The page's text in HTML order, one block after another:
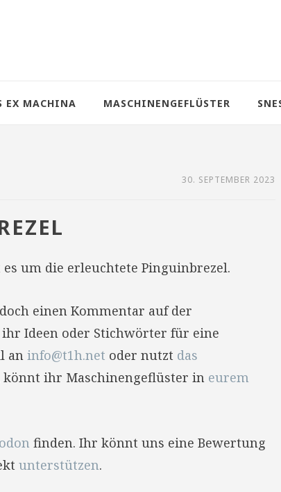
EX MACHINA MASCHINENGEFLÜSTER
30. SEPTEMBER 2023
um die erleuchtete Pinguinbrezel.
einen Kommentar auf der
ihr Ideen oder Stichwörter für eine
an info@t1h.net oder nutzt das
könnt ihr Maschinengeflüster in eurem
finden. Ihr könnt uns eine Bewertung
unterstützen.